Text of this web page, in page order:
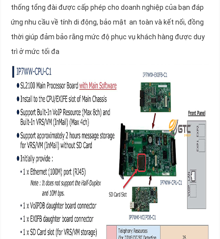
thống tổng đài được cấp phép cho doanh nghiệp của bạn đáp
ứng nhu cầu về tính di động, bảo mật an toàn và kết nối, đồng
thời giúp đảm bảo rằng mức độ phục vụ khách hàng được duy
trì ở mức tối đa